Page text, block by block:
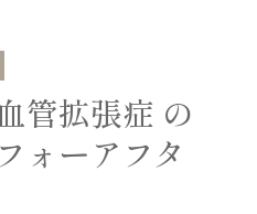
管拡張症 の
ォーアフタ